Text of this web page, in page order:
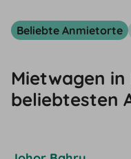
Beliebte Anmietorte
Mietwagen in
beliebtesten